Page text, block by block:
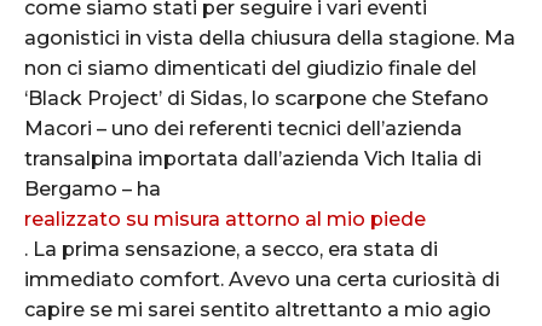
come siamo stati per seguire i vari eventi
agonistici in vista della chiusura della stagione. Ma
non ci siamo dimenticati del giudizio finale del
‘Black Project’ di Sidas, lo scarpone che Stefano
Macori – uno dei referenti tecnici dell’azienda
transalpina importata dall’azienda Vich Italia di
Bergamo – ha
realizzato su misura attorno al mio piede
. La prima sensazione, a secco, era stata di
immediato comfort. Avevo una certa curiosità di
capire se mi sarei sentito altrettanto a mio agio